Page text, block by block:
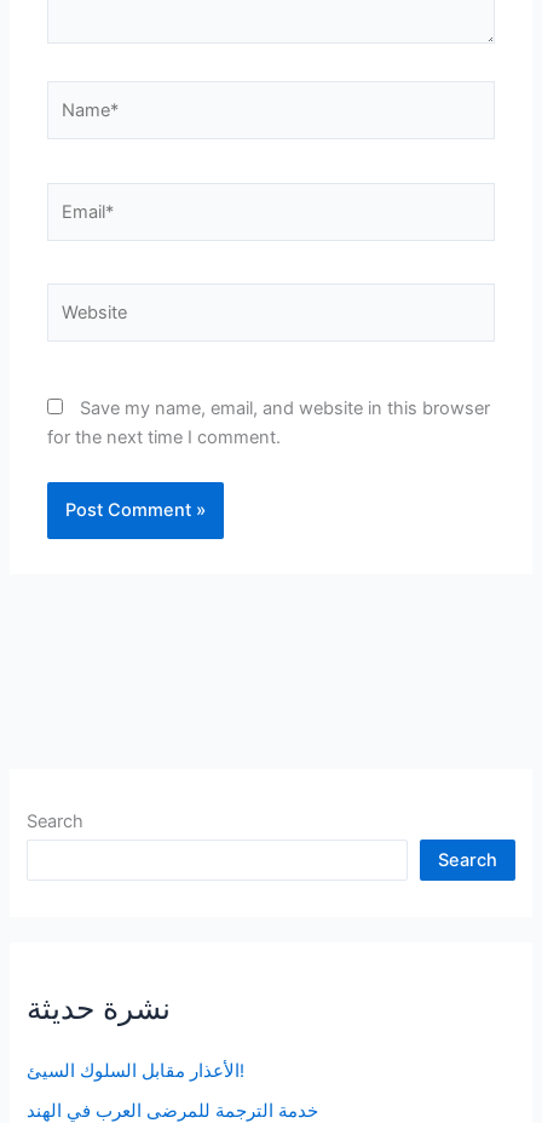
Save my name, email, and website in this browser
for the next time I comment.
Search
Search
نشرة حديثة
الأعذار مقابل السلوك السيئ!
خدمة الترجمة للمرضى العرب في الهند